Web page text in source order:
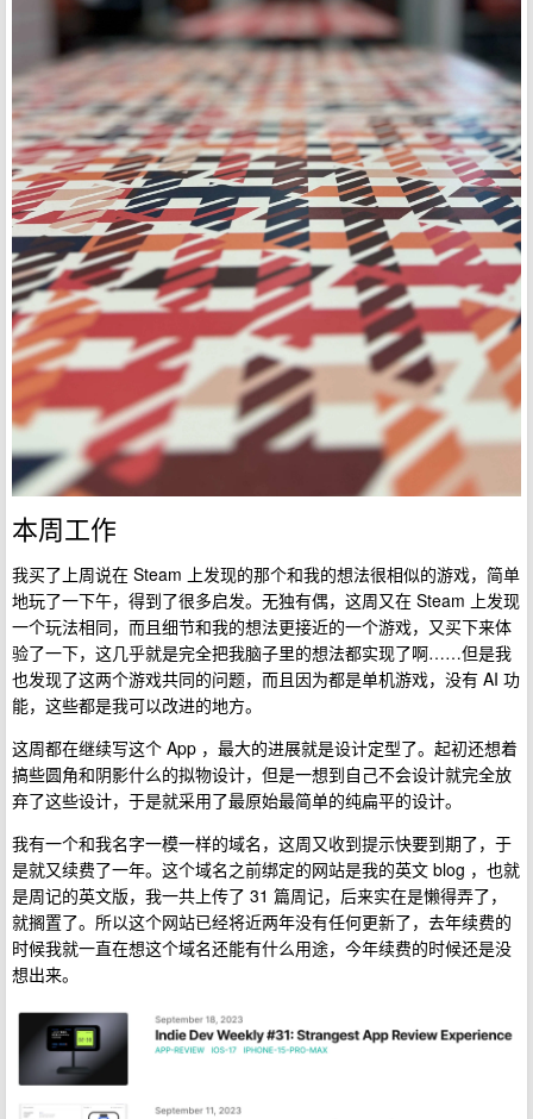
本周工作
我买了上周说在 Steam 上发现的那个和我的想法很相似的游戏，简单
地玩了一下午，得到了很多启发。无独有偶，这周又在 Steam 上发现
一个玩法相同，而且细节和我的想法更接近的一个游戏，又买下来体
验了一下，这几乎就是完全把我脑子里的想法都实现了啊……但是我
也发现了这两个游戏共同的问题，而且因为都是单机游戏，没有 AI 功
能，这些都是我可以改进的地方。
这周都在继续写这个 App ，最大的进展就是设计定型了。起初还想着
搞些圆角和阴影什么的拟物设计，但是一想到自己不会设计就完全放
弃了这些设计，于是就采用了最原始最简单的纯扁平的设计。
我有一个和我名字一模一样的域名，这周又收到提示快要到期了，于
是就又续费了一年。这个域名之前绑定的网站是我的英文 blog ，也就
是周记的英文版，我一共上传了 31 篇周记，后来实在是懒得弄了，
就搁置了。所以这个网站已经将近两年没有任何更新了，去年续费的
时候我就一直在想这个域名还能有什么用途，今年续费的时候还是没
想出来。